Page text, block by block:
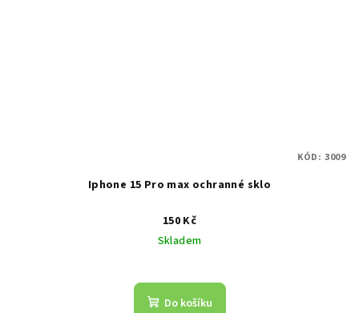
Iphone 15 Pro max ochranné sklo
150 Kč
Skladem
Do košíku
KÓD: 3009